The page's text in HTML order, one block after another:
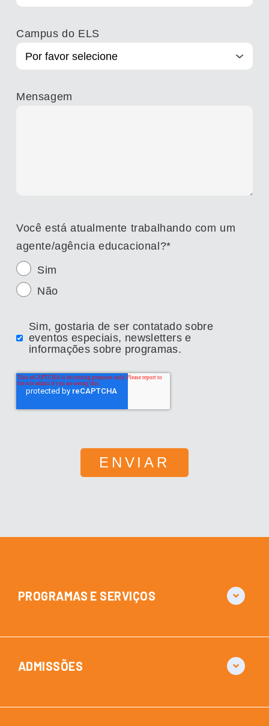
Campus do ELS
Mensagem
Você está atualmente trabalhando com um
agente/agência educacional?*
Sim
Não
Sim, gostaria de ser contatado sobre
eventos especiais, newsletters e
informações sobre programas.
PROGRAMAS E SERVIÇOS
ADMISSÕES